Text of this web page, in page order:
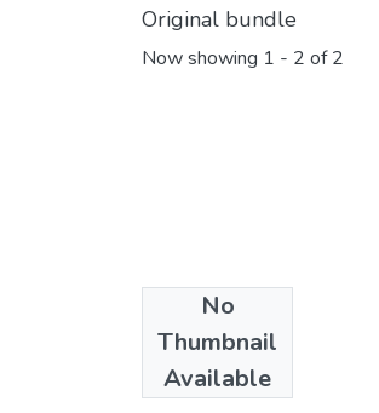
Original bundle
Now showing 1 - 2 of 2
No
Thumbnail
Available